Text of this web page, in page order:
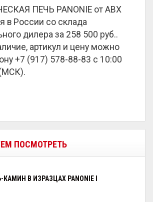
ПЕЧЬ PANONIE от ABX
в России со склада
дилера за 258 500 руб..
артикул и цену можно
+7 (917) 578-88-83 с 10:00
ПОСМОТРЕТЬ
КАМИН В ИЗРАЗЦАХ PANONIE I